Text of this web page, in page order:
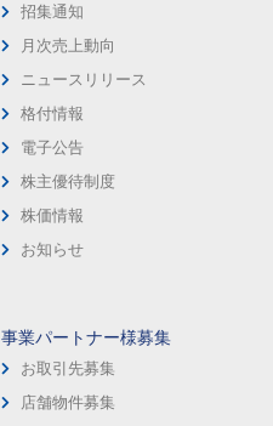
招集通知
月次売上動向
ニュースリリース
格付情報
電子公告
株主優待制度
株価情報
お知らせ
事業パートナー様募集
お取引先募集
店舗物件募集